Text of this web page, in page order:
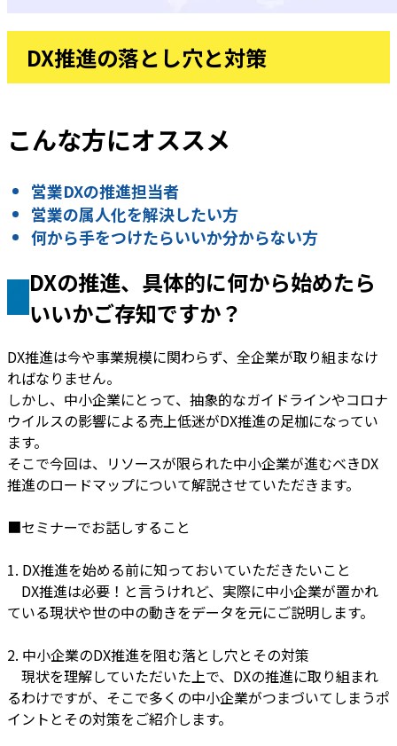
DX推進の落とし穴と対策
こんな方にオススメ
営業DXの推進担当者
営業の属人化を解決したい方
何から手をつけたらいいか分からない方
DXの推進、具体的に何から始めたら
いいかご存知ですか？
DX推進は今や事業規模に関わらず、全企業が取り組まなけ
ればなりません。
しかし、中小企業にとって、抽象的なガイドラインやコロナ
ウイルスの影響による売上低迷がDX推進の足枷になってい
ます。
そこで今回は、リソースが限られた中小企業が進むべきDX
推進のロードマップについて解説させていただきます。
■セミナーでお話しすること
1. DX推進を始める前に知っておいていただきたいこと
DX推進は必要！と言うけれど、実際に中小企業が置かれ
ている現状や世の中の動きをデータを元にご説明します。
2. 中小企業のDX推進を阻む落とし穴とその対策
現状を理解していただいた上で、DXの推進に取り組まれ
るわけですが、そこで多くの中小企業がつまづいてしまうポ
イントとその対策をご紹介します。